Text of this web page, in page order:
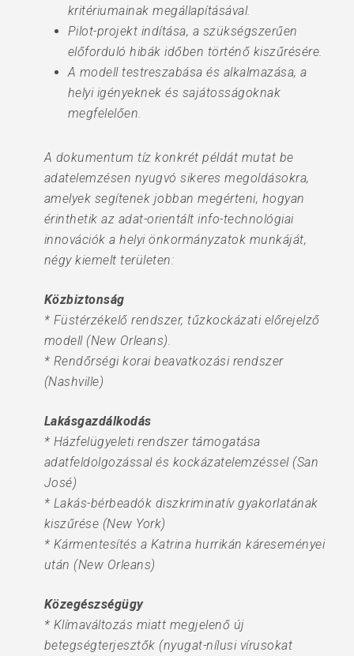
kritériumainak megállapításával.
Pilot-projekt indítása, a szükségszerűen
előforduló hibák időben történő kiszűrésére.
A modell testreszabása és alkalmazása, a
helyi igényeknek és sajátosságoknak
megfelelően.
A dokumentum tíz konkrét példát mutat be
adatelemzésen nyugvó sikeres megoldásokra,
amelyek segítenek jobban megérteni, hogyan
érinthetik az adat-orientált info-technológiai
innovációk a helyi önkormányzatok munkáját,
négy kiemelt területen:
Közbiztonság
* Füstérzékelő rendszer, tűzkockázati előrejelző
modell (New Orleans).
* Rendőrségi korai beavatkozási rendszer
(Nashville)
Lakásgazdálkodás
* Házfelügyeleti rendszer támogatása
adatfeldolgozással és kockázatelemzéssel (San
José)
* Lakás-bérbeadók diszkriminatív gyakorlatának
kiszűrése (New York)
* Kármentesítés a Katrina hurrikán káreseményei
után (New Orleans)
Közegészségügy
* Klímaváltozás miatt megjelenő új
betegségterjesztők (nyugat-nílusi vírusokat